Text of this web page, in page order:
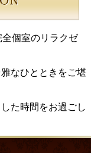
個室のリラクゼ
なひとときをご堪
た時間をお過ごし